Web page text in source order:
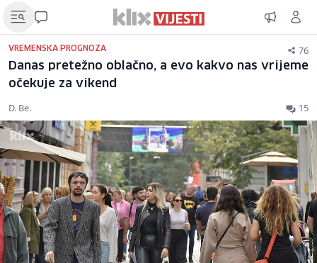
VREMENSKA PROGNOZA 76
Danas pretežno oblačno, a evo kakvo nas vrijeme
očekuje za vikend
D. Be. 15